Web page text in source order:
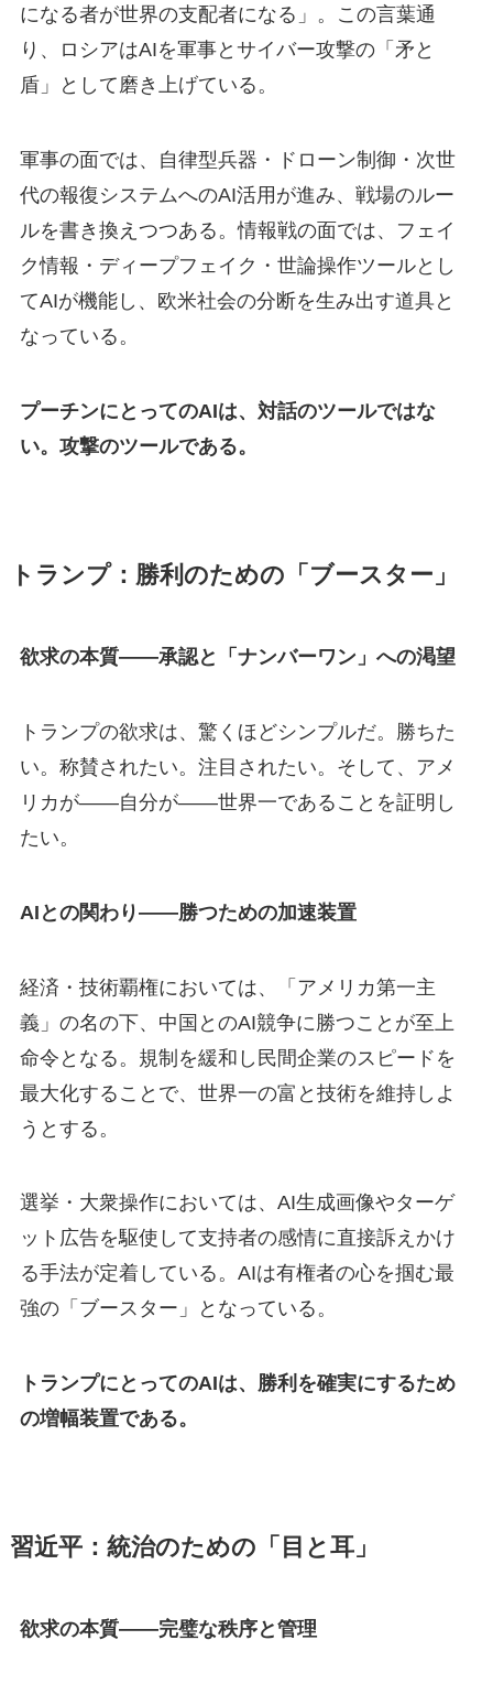
になる者が世界の支配者になる」。この言葉通
り、ロシアはAIを軍事とサイバー攻撃の「矛と
盾」として磨き上げている。
軍事の面では、自律型兵器・ドローン制御・次世
代の報復システムへのAI活用が進み、戦場のルー
ルを書き換えつつある。情報戦の面では、フェイ
ク情報・ディープフェイク・世論操作ツールとし
てAIが機能し、欧米社会の分断を生み出す道具と
なっている。
プーチンにとってのAIは、対話のツールではな
い。攻撃のツールである。
トランプ：勝利のための「ブースター」
欲求の本質——承認と「ナンバーワン」への渇望
トランプの欲求は、驚くほどシンプルだ。勝ちた
い。称賛されたい。注目されたい。そして、アメ
リカが——自分が——世界一であることを証明し
たい。
AIとの関わり——勝つための加速装置
経済・技術覇権においては、「アメリカ第一主
義」の名の下、中国とのAI競争に勝つことが至上
命令となる。規制を緩和し民間企業のスピードを
最大化することで、世界一の富と技術を維持しよ
うとする。
選挙・大衆操作においては、AI生成画像やターゲ
ット広告を駆使して支持者の感情に直接訴えかけ
る手法が定着している。AIは有権者の心を掴む最
強の「ブースター」となっている。
トランプにとってのAIは、勝利を確実にするため
の増幅装置である。
習近平：統治のための「目と耳」
欲求の本質——完璧な秩序と管理